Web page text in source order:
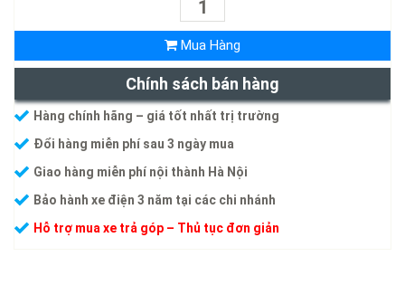
Mua Hàng
Chính sách bán hàng
Hàng chính hãng – giá tốt nhất trị trường
Đổi hàng miễn phí sau 3 ngày mua
Giao hàng miễn phí nội thành Hà Nội
Bảo hành xe điện 3 năm tại các chi nhánh
Hỗ trợ mua xe trả góp – Thủ tục đơn giản